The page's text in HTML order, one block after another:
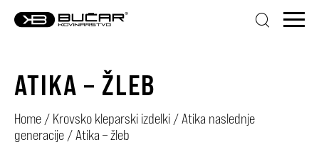
ATIKA – ŽLEB
Home / Krovsko kleparski izdelki /Atika naslednje
generacije /Atika – žleb